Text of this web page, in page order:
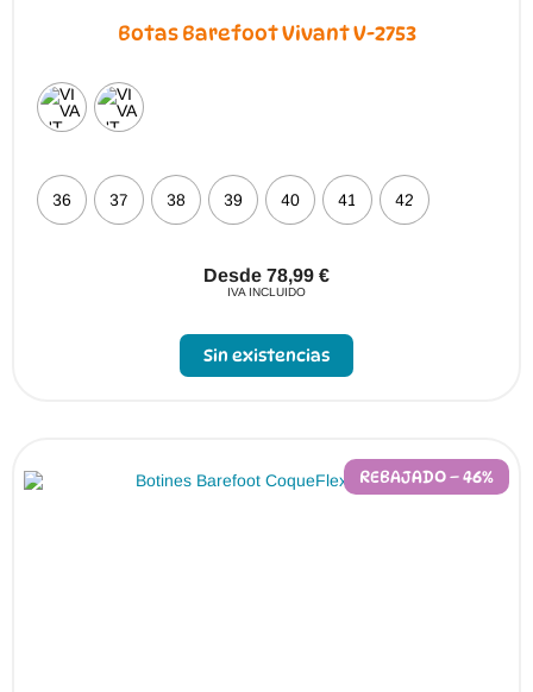
Botas Barefoot Vivant V-2753
36 37 38 39 40 41 42
Desde 78,99 €
IVA INCLUIDO
Sin existencias
REBAJADO – 46%